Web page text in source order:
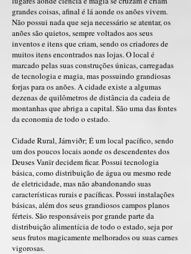
grandes coisas, afinal é lá aonde os anões vivem.
Não possui nada que seja necessário se atentar, os
anões são quietos, sempre voltados aos seus
inventos e itens que criam, sendo os criadores de
muitos itens encontrados nas lojas. O local é
marcado pelas suas construções únicas, carregadas
de tecnologia e magia, mas possuindo grandiosas
forjas para os anões. A cidade existe a algumas
dezenas de quilômetros de distância da cadeia de
montanhas que abriga a capital. São uma das fontes
da economia de todo o estado.
Cidade Rural, Járnviðr; É um local pacífico, sendo
um dos poucos locais aonde os descendentes dos
Deuses Vanïr decidem ficar. Possui tecnologia
básica, como distribuição de água ou mesmo rede
de eletricidade, mas não abandonando suas
características rurais e pacíficas. Possui instalações
básicas, além dos seus grandiosos campos planos
férteis. São responsáveis por grande parte da
distribuição alimentícia de todo o estado, seja por
seus frutos magicamente melhorados ou suas carnes
vigorosas.